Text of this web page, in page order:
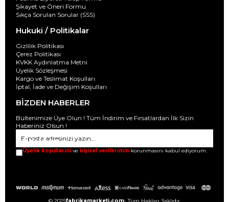
Şikayet ve Öneri Formu
Sıkça Sorulan Sorular (SSS)
Hukuki / Politikalar
Gizlilik Politikası
Çerez Politikası
KVKK Aydınlatma Metni
Üyelik Sözleşmesi
Kargo ve Teslimat Koşulları
İptal, İade ve Değişim Koşulları
BİZDEN HABERLER
Bültenimize Üye Olun ! Tüm İndirim ve Fırsatlardan İlk Sizin
Haberiniz Olsun !
GÖNDER
Üyelik koşullarını ve kişisel verilerimin korunmasını kabul ediyorum.